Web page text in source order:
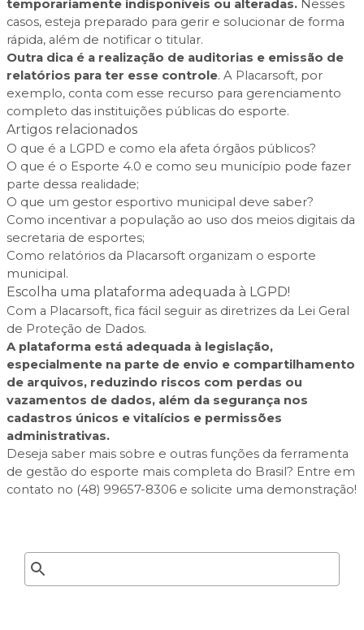
temporariamente indisponíveis ou alteradas. Nesses
casos, esteja preparado para gerir e solucionar de forma
rápida, além de notificar o titular.
Outra dica é a realização de auditorias e emissão de
relatórios para ter esse controle. A Placarsoft, por
exemplo, conta com esse recurso para gerenciamento
completo das instituições públicas do esporte.
Artigos relacionados
O que é a LGPD e como ela afeta órgãos públicos?
O que é o Esporte 4.0 e como seu município pode fazer
parte dessa realidade;
O que um gestor esportivo municipal deve saber?
Como incentivar a população ao uso dos meios digitais da
secretaria de esportes;
Como relatórios da Placarsoft organizam o esporte
municipal.
Escolha uma plataforma adequada à LGPD!
Com a Placarsoft, fica fácil seguir as diretrizes da Lei Geral
de Proteção de Dados.
A plataforma está adequada à legislação,
especialmente na parte de envio e compartilhamento
de arquivos, reduzindo riscos com perdas ou
vazamentos de dados, além da segurança nos
cadastros únicos e vitalícios e permissões
administrativas.
Deseja saber mais sobre e outras funções da ferramenta
de gestão do esporte mais completa do Brasil? Entre em
contato no (48) 99657-8306 e solicite uma demonstração!